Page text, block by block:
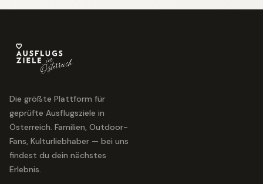
Die größte Plattform für
geprüfte Ausflugsziele in
Österreich. Familien, Outdoor-
Fans, Kulturliebhaber — bei uns
findest du dein nächstes
Erlebnis.